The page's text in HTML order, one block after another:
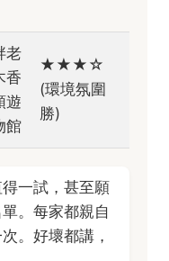
老
香
遊
館
★★★☆
(環境氛圍
勝)
一試，甚至願
。每家都親自
。好壞都講，